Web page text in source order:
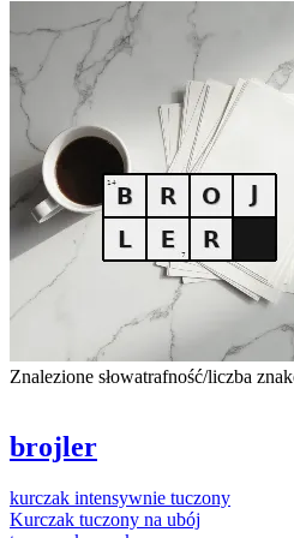
Znalezione słowatrafność/liczba
brojler
kurczak intensywnie tuczony
Kurczak tuczony na ubój